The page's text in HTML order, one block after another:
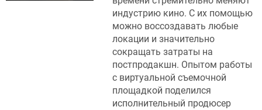
индустрию кино. С их помощью
можно воссоздавать любые
локации и значительно
сокращать затраты на
постпродакшн. Опытом работы
с виртуальной съемочной
площадкой поделился
исполнительный продюсер